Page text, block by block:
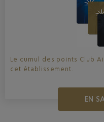
Le cumul des points Club
cet établissement.
EN